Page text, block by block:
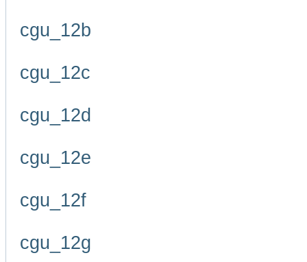
cgu_12b
cgu_12c
cgu_12d
cgu_12e
cgu_12f
cgu_12g